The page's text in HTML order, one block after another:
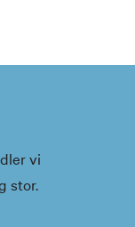
vi
stor.